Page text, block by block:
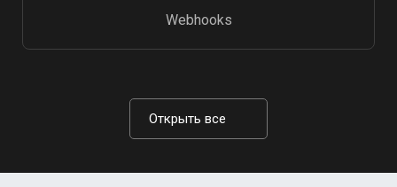
Webhooks
Открыть все